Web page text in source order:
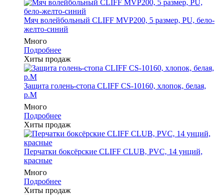
Мяч волейбольный CLIFF MVP200, 5 размер, PU, бело-
желто-синий
Много
Подробнее
Хиты продаж
Защита голень-стопа CLIFF CS-10160, хлопок, белая,
р.M
Много
Подробнее
Хиты продаж
Перчатки боксёрские CLIFF CLUB, PVC, 14 унций,
красные
Много
Подробнее
Хиты продаж